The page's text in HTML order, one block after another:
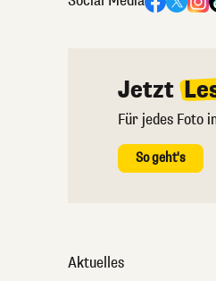
Jetzt
Für jedes Foto
So geht's
Aktuelles